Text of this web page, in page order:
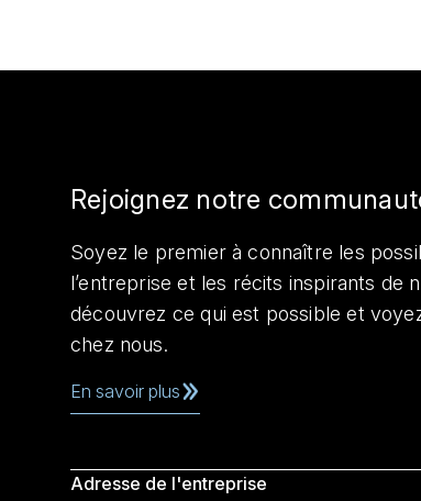
Rejoignez notre
Soyez le premier à connaître les
l’entreprise et les récits inspirants de
découvrez ce qui est possible et
chez nous.
En savoir plus
Adresse de l'entreprise